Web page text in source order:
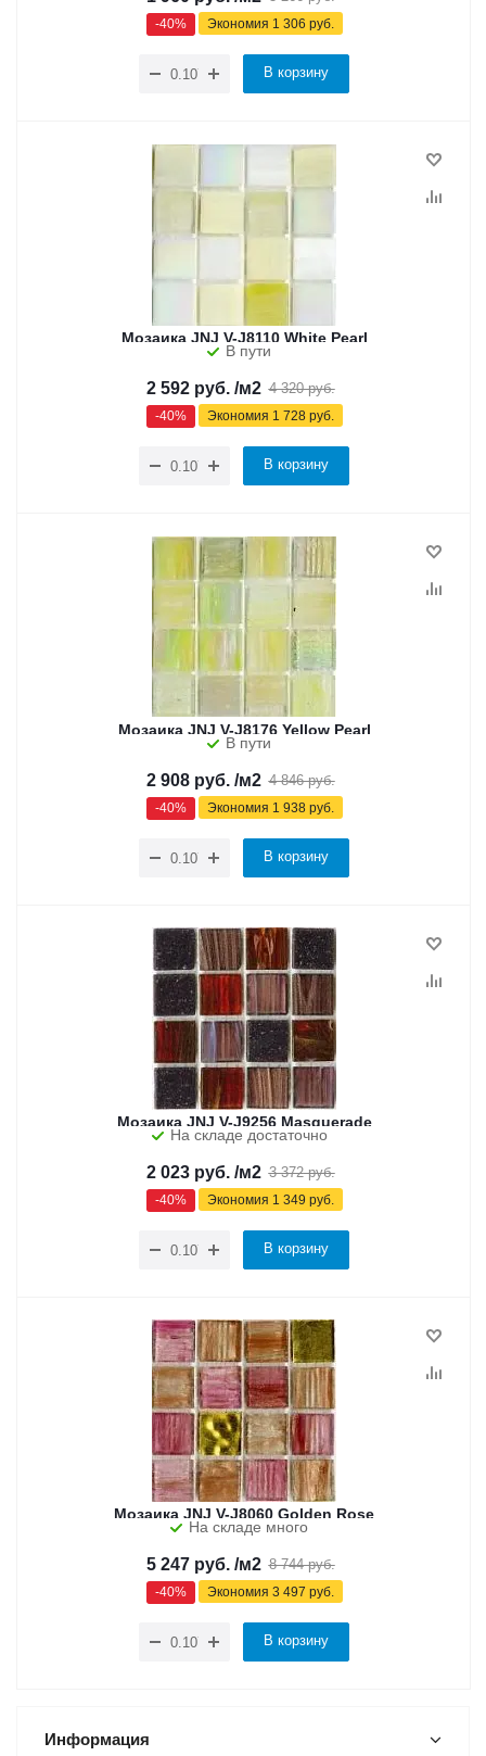
-40% Экономия 1 306 руб.
В корзину
Мозаика JNJ V-J8110 White Pearl
В пути
2 592руб. /м2 4 320руб.
-40% Экономия 1 728руб.
В корзину
Мозаика JNJ V-J8176 Yellow Pearl
В пути
2 908руб. /м2 4 846руб.
-40% Экономия 1 938руб.
В корзину
Мозаика JNJ V-J9256 Masquerade
На складе достаточно
2 023руб. /м2 3 372руб.
-40% Экономия 1 349 руб.
В корзину
Мозаика JNJ V-J8060 Golden Rose
На складе много
5 247руб. /м2 8 744руб.
-40% Экономия 3 497 руб.
В корзину
Информация